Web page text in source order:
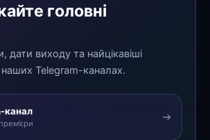
головні
дати виходу та найцікавіші
Telegram-каналах.
канал